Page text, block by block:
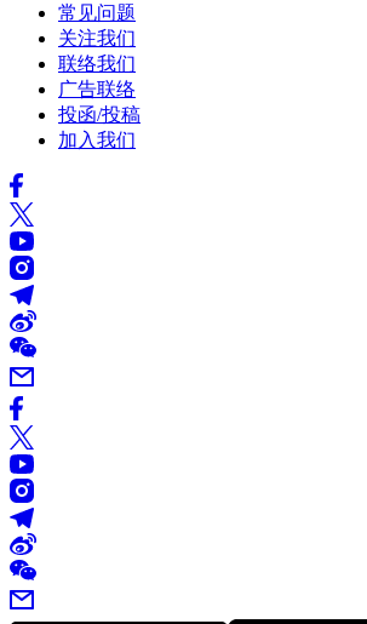
常见问题
关注我们
联络我们
广告联络
投函/投稿
加入我们